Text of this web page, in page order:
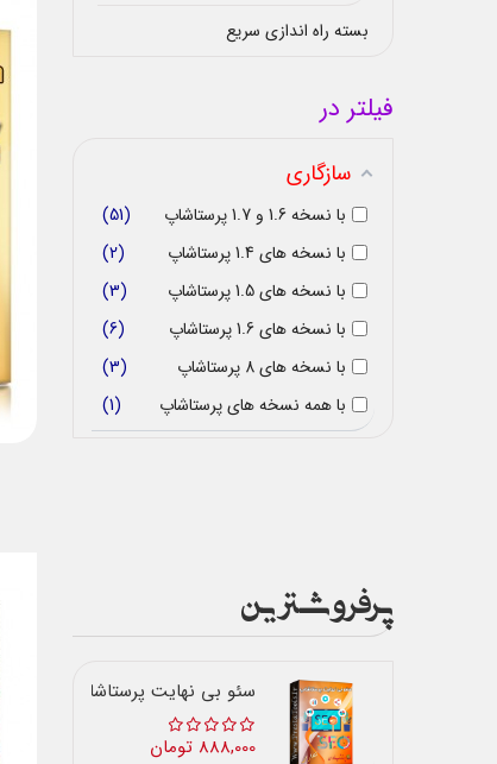
بسته راه اندازی سریع
فیلتر در
سازگاری
با نسخه 1.6 و 1.7 پرستاشاپ
51
با نسخه های 1.4 پرستاشاپ
2
با نسخه های 1.5 پرستاشاپ
3
با نسخه های 1.6 پرستاشاپ
6
با نسخه های 8 پرستاشاپ
3
با همه نسخه های پرستاشاپ
1
پرفروشترین
سئو بی نهایت پرستاشاپ
888,000 تومان